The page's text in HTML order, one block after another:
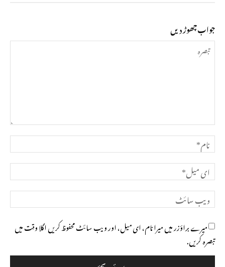
جواب چھوڑ دیں
تبصرہ
نام*
ای
میل*
ویب
سائٹ
میرے براؤزر میں میرا نام، ای میل، اور ویب سائٹ محفوظ کریں اگلا وقت میں
تبصرہ کریں.